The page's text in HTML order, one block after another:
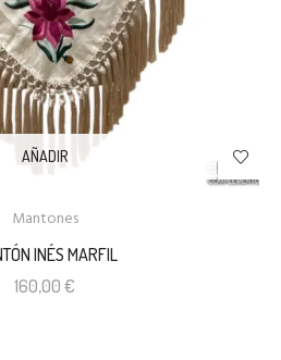
AÑADIR
Mantones
INÉS MARFIL
160,00 €